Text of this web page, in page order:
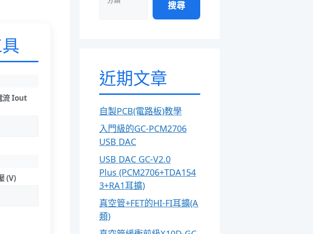
流 Iout
(V)
搜尋
近期文章
自製PCB(電路板)教學
入門級的GC-PCM2706
USB DAC
USB DAC GC-V2.0
Plus (PCM2706+TDA154
3+RA1耳擴)
真空管+FET的HI-FI耳擴(A
類)